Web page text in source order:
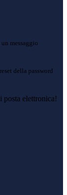
messaggio
della password
posta elettronica!